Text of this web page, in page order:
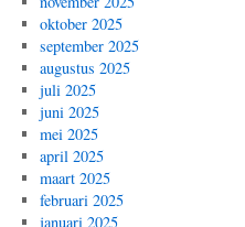
oktober 2025
september 2025
augustus 2025
juli 2025
juni 2025
mei 2025
april 2025
maart 2025
februari 2025
januari 2025